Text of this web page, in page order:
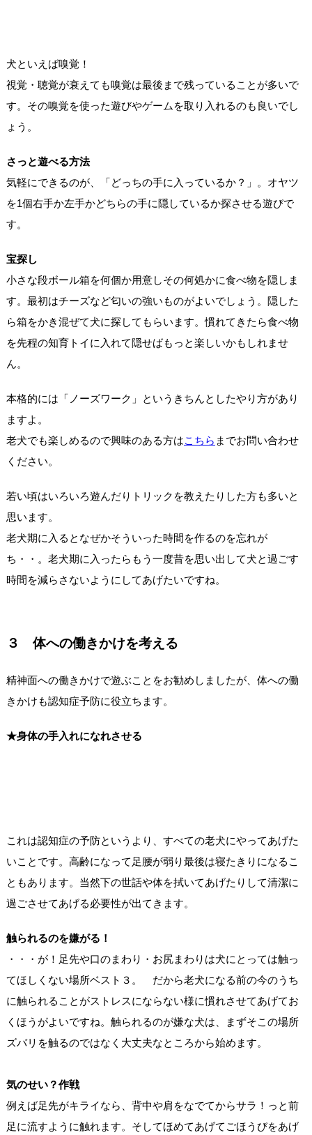
犬といえば嗅覚！
視覚・聴覚が衰えても嗅覚は最後まで残っていることが多いで
す。その嗅覚を使った遊びやゲームを取り入れるのも良いでし
ょう。
さっと遊べる方法
気軽にできるのが、「どっちの手に入っているか？」。オヤツ
を1個右手か左手かどちらの手に隠しているか探させる遊びで
す。
宝探し
小さな段ボール箱を何個か用意しその何処かに食べ物を隠しま
す。最初はチーズなど匂いの強いものがよいでしょう。隠した
ら箱をかき混ぜて犬に探してもらいます。慣れてきたら食べ物
を先程の知育トイに入れて隠せばもっと楽しいかもしれませ
ん。
本格的には「ノーズワーク」というきちんとしたやり方があり
ますよ。
老犬でも楽しめるので興味のある方はこちら までお問い合わせ
ください。
若い頃はいろいろ遊んだりトリックを教えたりした方も多いと
思います。
老犬期に入るとなぜかそういった時間を作るのを忘れが
ち・・。老犬期に入ったらもう一度昔を思い出して犬と過ごす
時間を減らさないようにしてあげたいですね。
３ 体への働きかけを考える
精神面への働きかけで遊ぶことをお勧めしましたが、体への働
きかけも認知症予防に役立ちます。
★身体の手入れになれさせる
これは認知症の予防というより、すべての老犬にやってあげた
いことです。高齢になって足腰が弱り最後は寝たきりになるこ
ともあります。当然下の世話や体を拭いてあげたりして清潔に
過ごさせてあげる必要性が出てきます。
触られるのを嫌がる！
・・・が！足先や口のまわり・お尻まわりは犬にとっては触っ
てほしくない場所ベスト３。 だから老犬になる前の今のうち
に触られることがストレスにならない様に慣れさせてあげてお
くほうがよいですね。触られるのが嫌な犬は、まずそこの場所
ズバリを触るのではなく大丈夫なところから始めます。
気のせい？作戦
例えば足先がキライなら、背中や肩をなでてからサラ！っと前
足に流すように触れます。そしてほめてあげてごほうびをあげ